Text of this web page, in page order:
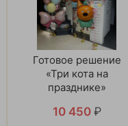
Готовое решение
«Три кота на
празднике»
10 450 ₽